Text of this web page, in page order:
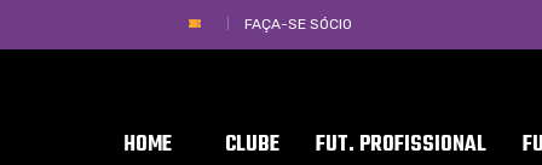
FAÇA-SE SÓCIO
HOME CLUBE FUT. PROFISSIONAL